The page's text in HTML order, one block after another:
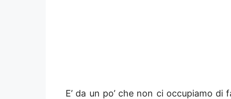
E’ da un po’ che non ci occupiamo